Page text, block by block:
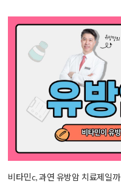
비타민c, 과연 유방암 치료제일까